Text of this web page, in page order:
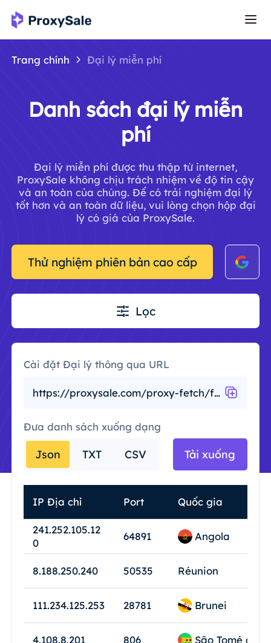
Trang chính Đại lý miễn phí
Danh sách đại lý miễn
phí
Đại lý miễn phí được thu thập từ internet,
ProxySale không chịu trách nhiệm về độ tin cậy
và an toàn của chúng. Để có trải nghiệm đại lý
tốt hơn và an toàn dữ liệu, vui lòng chọn hộp đại
lý có giá của ProxySale.
Thử nghiệm phiên bản cao cấp
Lọc
Cài đặt Đại lý thông qua URL
https://proxysale.com/proxy-fetch/free?country_code=&port=&anonymity=&asn_active=&protocol=&speed=&uptime=&google_passed=
Đưa danh sách xuống dạng
Json TXT CSV Tải xuống
IP Địa chỉ Port Quốc gia
241.252.105.12
0
64891 Angola
8.188.250.240 50535 Réunion
111.234.125.253 28781 Brunei
4.108.8.201 806 São Tomé and